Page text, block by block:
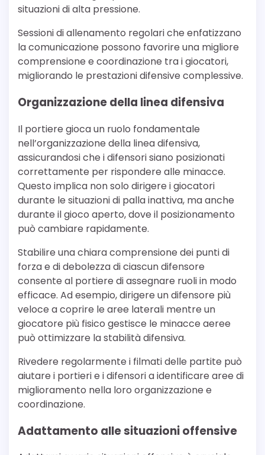
situazioni di alta pressione.
Sessioni di allenamento regolari che enfatizzano
la comunicazione possono favorire una migliore
comprensione e coordinazione tra i giocatori,
migliorando le prestazioni difensive complessive.
Organizzazione della linea difensiva
Il portiere gioca un ruolo fondamentale
nell’organizzazione della linea difensiva,
assicurandosi che i difensori siano posizionati
correttamente per rispondere alle minacce.
Questo implica non solo dirigere i giocatori
durante le situazioni di palla inattiva, ma anche
durante il gioco aperto, dove il posizionamento
può cambiare rapidamente.
Stabilire una chiara comprensione dei punti di
forza e di debolezza di ciascun difensore
consente al portiere di assegnare ruoli in modo
efficace. Ad esempio, dirigere un difensore più
veloce a coprire le aree laterali mentre un
giocatore più fisico gestisce le minacce aeree
può ottimizzare la stabilità difensiva.
Rivedere regolarmente i filmati delle partite può
aiutare i portieri e i difensori a identificare aree di
miglioramento nella loro organizzazione e
coordinazione.
Adattamento alle situazioni offensive